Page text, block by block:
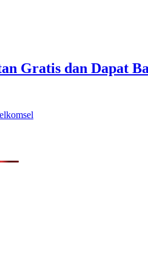
Gratis dan Dapat